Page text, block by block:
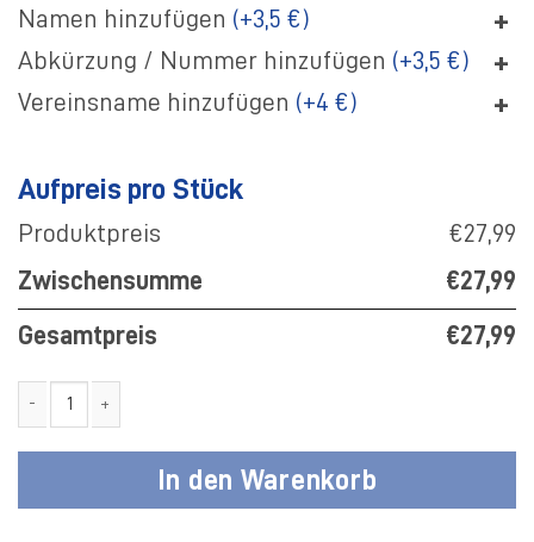
Namen hinzufügen (+3,5 €) +
Abkürzung / Nummer hinzufügen (+3,5 €) +
Vereinsname hinzufügen (+4 €) +
Aufpreis pro Stück
Produktpreis
€27,99
Zwischensumme
€27,99
Gesamtpreis €27,99
In den Warenkorb